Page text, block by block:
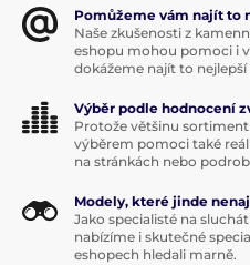
Pomůžeme vám najít to
Naše zkušenosti z
eshopu mohou pomoci i
dokážeme najít to nejlepší
Výběr podle hodnocení
Protože většinu
výběrem pomoci také
na stránkách nebo
Modely, které jinde
Jako specialisté na
nabízíme i skutečné
eshopech hledali marně.